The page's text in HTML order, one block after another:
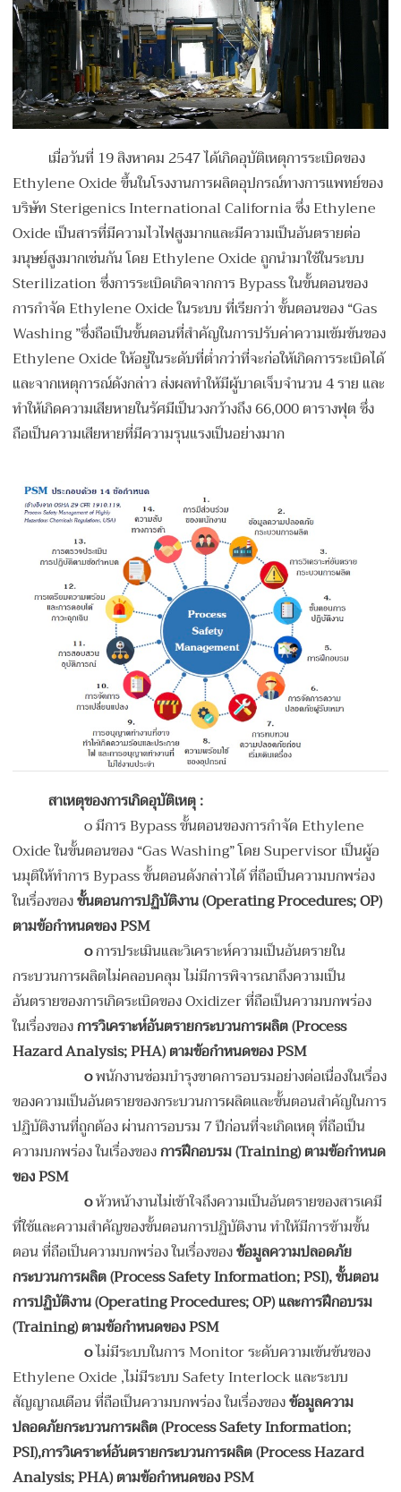
เมื่อวันที่ 19 สิงหาคม 2547 ได้เกิดอุบัติเหตุการระเบิดของ
Ethylene Oxide ขึ้นในโรงงานการผลิตอุปกรณ์ทางการแพทย์ของ
บริษัท Sterigenics International California ซึ่ง Ethylene
Oxide เป็นสารที่มีความไวไฟสูงมากและมีความเป็นอันตรายต่อ
มนุษย์สูงมากเช่นกัน โดย Ethylene Oxide ถูกนำมาใช้ในระบบ
Sterilization ซึ่งการระเบิดเกิดจากการ Bypass ในขั้นตอนของ
การกำจัด Ethylene Oxide ในระบบ ที่เรียกว่า ขั้นตอนของ “Gas
Washing ”ซึ่งถือเป็นขั้นตอนที่สำคัญในการปรับค่าความเข้มข้นของ
Ethylene Oxide ให้อยู่ในระดับที่ต่ำกว่าที่จะก่อให้เกิดการระเบิดได้
และจากเหตุการณ์ดังกล่าว ส่งผลทำให้มีผู้บาดเจ็บจำนวน 4 ราย และ
ทำให้เกิดความเสียหายในรัศมีเป็นวงกว้างถึง 66,000 ตารางฟุต ซึ่ง
ถือเป็นความเสียหายที่มีความรุนแรงเป็นอย่างมาก
สาเหตุของการเกิดอุบัติเหตุ:
oมีการ Bypass ขั้นตอนของการกำจัด Ethylene
Oxide ในขั้นตอนของ “Gas Washing” โดย Supervisor เป็นผู้อ
นมุติให้ทำการ Bypass ขั้นตอนดังกล่าวได้ ที่ถือเป็นความบกพร่อง
ในเรื่องของขั้นตอนการปฏิบัติงาน (Operating Procedures; OP)
ตามข้อกำหนดของ PSM
oการประเมินและวิเคราะห์ความเป็นอันตรายใน
กระบวนการผลิตไม่คลอบคลุม ไม่มีการพิจารณาถึงความเป็น
อันตรายของการเกิดระเบิดของ Oxidizer ที่ถือเป็นความบกพร่อง
ในเรื่องของการวิเคราะห์อันตรายกระบวนการผลิต (Process
Hazard Analysis; PHA) ตามข้อกำหนดของ PSM
oพนักงานซ่อมบำรุงขาดการอบรมอย่างต่อเนื่องในเรื่อง
ของความเป็นอันตรายของกระบวนการผลิตและขั้นตอนสำคัญในการ
ปฏิบัติงานที่ถูกต้อง ผ่านการอบรม 7 ปีก่อนที่จะเกิดเหตุ ที่ถือเป็น
ความบกพร่อง ในเรื่องของการฝึกอบรม (Training) ตามข้อกำหนด
ของ PSM
oหัวหน้างานไม่เข้าใจถึงความเป็นอันตรายของสารเคมี
ที่ใช้และความสำคัญของขั้นตอนการปฏิบัติงาน ทำให้มีการข้ามขั้น
ตอน ที่ถือเป็นความบกพร่อง ในเรื่องของข้อมูลความปลอดภัย
กระบวนการผลิต (Process Safety Information; PSI), ขั้นตอน
การปฏิบัติงาน (Operating Procedures; OP)และการฝึกอบรม
(Training) ตามข้อกำหนดของ PSM
oไม่มีระบบในการ Monitor ระดับความเข้นข้นของ
Ethylene Oxide ,ไม่มีระบบ Safety Interlock และระบบ
สัญญาณเตือน ที่ถือเป็นความบกพร่อง ในเรื่องของข้อมูลความ
ปลอดภัยกระบวนการผลิต (Process Safety Information;
PSI),การวิเคราะห์อันตรายกระบวนการผลิต (Process Hazard
Analysis; PHA) ตามข้อกำหนดของ PSM